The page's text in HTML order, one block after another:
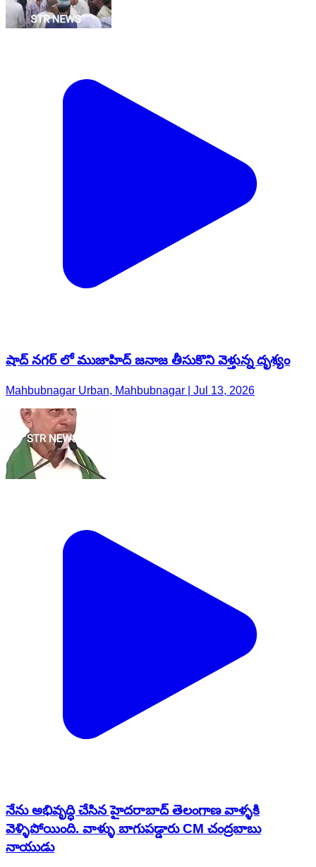
షాద్ నగర్ లో ముజాహిద్ జనాజ తీసుకొని వెళ్తున్న దృశ్యం
Mahbubnagar Urban, Mahbubnagar | Jul 13, 2026
నేను అభివృద్ధి చేసిన హైదరాబాద్ తెలంగాణ వాళ్ళకి
వెళ్ళిపోయింది. వాళ్ళు బాగుపడ్డారు CM చంద్రబాబు
నాయుడు